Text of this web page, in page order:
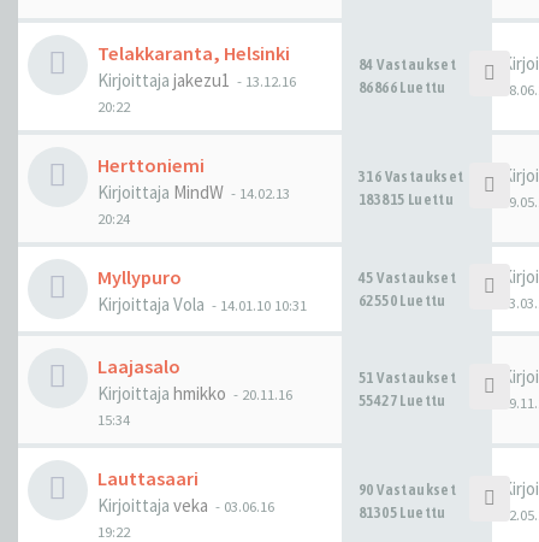
Telakkaranta, Helsinki
Kirjoittaja jakezu1 - 13.12.16
20:22
84 Vastaukset
86866 Luettu
Herttoniemi
Kirjoittaja MindW - 14.02.13
20:24
316 Vastaukset
183815 Luettu
Myllypuro
Kirjoittaja Vola - 14.01.10 10:31
45 Vastaukset
62550 Luettu
Laajasalo
Kirjoittaja hmikko - 20.11.16
15:34
51 Vastaukset
55427 Luettu
Lauttasaari
Kirjoittaja veka - 03.06.16
19:22
90 Vastaukset
81305 Luettu